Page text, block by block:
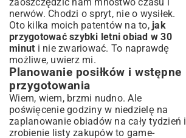
nerwów. Chodzi o spryt, nie o wysiłek.
Oto kilka moich patentów na to, jak
przygotować szybki letni obiad w 30
minut i nie zwariować. To naprawdę
możliwe, uwierz mi.
Planowanie posiłków i wstępne
przygotowania
Wiem, wiem, brzmi nudno. Ale
poświęcenie godziny w niedzielę na
zaplanowanie obiadów na cały tydzień i
zrobienie listy zakupów to game-